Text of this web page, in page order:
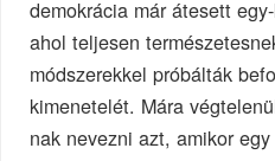
demokrácia már átesett
ahol teljesen
módszerekkel próbálták
kimenetelét. Mára
nak nevezni azt, amikor